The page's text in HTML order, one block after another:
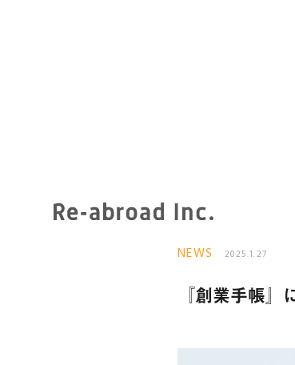
NEWS 2025.1.27
『創業手帳